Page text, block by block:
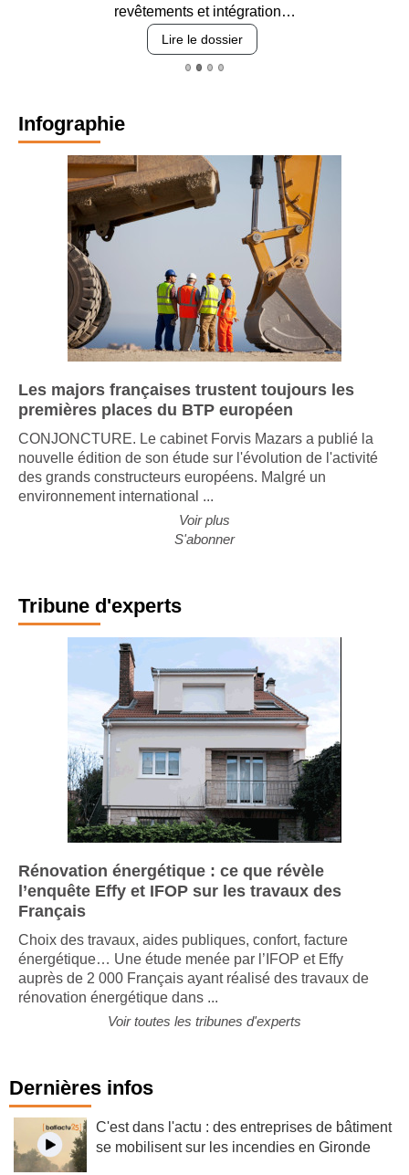
revêtements et intégration…
Lire le dossier
Infographie
Les majors françaises trustent toujours les
premières places du BTP européen
CONJONCTURE. Le cabinet Forvis Mazars a publié la
nouvelle édition de son étude sur l'évolution de l'activité
des grands constructeurs européens. Malgré un
environnement international ...
Voir plus
S'abonner
Tribune d'experts
Rénovation énergétique : ce que révèle
l’enquête Effy et IFOP sur les travaux des
Français
Choix des travaux, aides publiques, confort, facture
énergétique… Une étude menée par l’IFOP et Effy
auprès de 2 000 Français ayant réalisé des travaux de
rénovation énergétique dans ...
Voir toutes les tribunes d'experts
Dernières infos
C'est dans l'actu : des entreprises de bâtiment
se mobilisent sur les incendies en Gironde